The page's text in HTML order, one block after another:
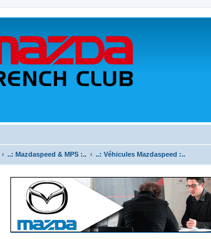
..: Mazdaspeed & MPS :.. ..: Véhicules Mazdaspeed :..